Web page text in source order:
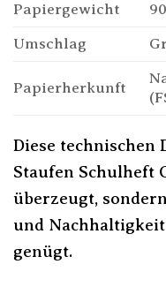
Papiergewicht
Umschlag
Papierherkunft
Diese technischen
Staufen Schulheft
überzeugt,
und
genügt.